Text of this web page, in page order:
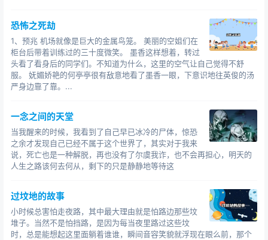
恐怖之死劫
1、预兆 机场就像是巨大的金属鸟笼。 美丽的空姐们在
柜台后带着训练过的三十度微笑。 墨香这样想着，转过
头看了看身后的同学们。不知道为什么，这里的空气让自己觉得不舒
服。 妩媚娇艳的何亭亭很有敌意地看了墨香一眼，下意识地往英俊的汤
严身边靠了靠。...
一念之间的天堂
当我醒来的时候，我看到了自己早已冰冷的尸体，惊恐
之余才发现自己已经不属于这个世界了，其实对于我来
说，死亡也是一种解脱，再也没有了尔虞我诈，也不会再担心，明天的
人生之路该何去何从，剩下的只是静静地等待这
过坟地的故事
小时候总害怕走夜路，其中最大理由就是怕路边那些坟
堆子。当然不是怕挡路，是因为每当夜里路过这些坟
时，总是能想起这里面躺着谁谁，瞬间音容笑貌就浮现在眼么前，那个